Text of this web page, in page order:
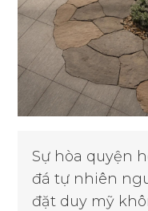
Sự hòa quyện
đá tự nhiên
đặt duy mỹ